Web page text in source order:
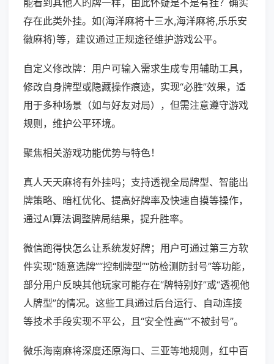
能看到其他人的牌一样，由此怀疑是不是有挂？确实
存在此类外挂。如(海洋麻将十三水,海洋麻将,乐乐安
徽麻将)等，建议通过正规途径维护游戏公平。
自定义修改牌：用户可输入需求生成专用辅助工具，
修改自身牌型或隐藏操作痕迹，实现“必胜”效果，适
用于多种场景（如与好友对局），但需注意遵守游戏
规则，维护公平环境。
聚焦相关游戏功能优势与特色！
真人天天麻将有外挂吗；支持透视全局牌型、智能出
牌策略、暗杠优化、提高好牌率及快速自摸等操作，
通过AI算法调整牌局结果，提升胜率。
微信跑得快怎么让系统发好牌；用户可通过第三方软
件实现“随意选牌”“控制牌型”“防检测防封号”等功能，
部分用户反映其他玩家可能存在“牌特别好”或“透视他
人牌型”的情况。这些工具通过后台运行、自动连接
等技术手段实现不平公，且“安全性高”“不被封号”。
微乐海南麻将深度还原海口、三亚等地规则，红中百